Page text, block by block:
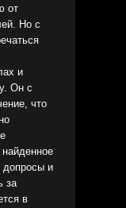
от
Но с
и
Он с
что
найденное
допросы и
за
в